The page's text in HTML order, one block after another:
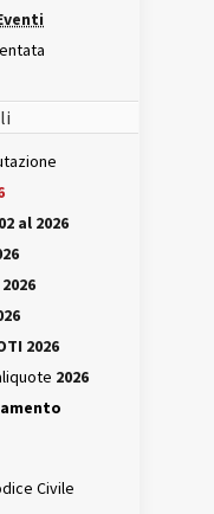
al 2026
2026
2026
Civile